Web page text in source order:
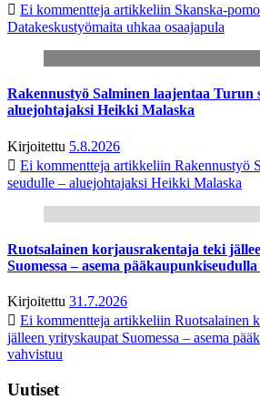
Ei kommentteja artikkeliin Skanska-
Datakeskustyömaita uhkaa osaajapula
Rakennustyö Salminen laajentaa Turun
aluejohtajaksi Heikki Malaska
Kirjoitettu 5.8.2026
Ei kommentteja artikkeliin Rakennustyö
seudulle – aluejohtajaksi Heikki Malaska
Ruotsalainen korjausrakentaja teki
Suomessa – asema
Kirjoitettu 31.7.2026
Ei kommentteja artikkeliin Ruotsalainen
jälleen yrityskaupat Suomessa – asema
vahvistuu
Uutiset